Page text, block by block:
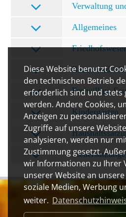
Diese Website benutzt
den technischen Betrieb
erforderlich sind und stets
werden. Andere Cookies,
Anzeigen zu
Zugriffe auf unsere
analysieren, werden nur
Zustimmung gesetzt.
wir Informationen zu Ihrer
unserer Website an
soziale Medien, Werbung
weiter.
Verwaltung
Allgemeines
Bauen und
Freiwillige
Kindergärten